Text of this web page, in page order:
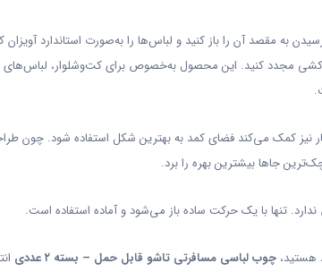
مقصد آن را باز کنید و لباس‌ها را به‌صورت استاندارد آویزان
مجدد کنید. این محصول به‌خصوص برای کت‌وشلوار، لباس‌های
نیز کمک می‌کند فضای کمد به بهترین شکل استفاده شود. چون
جاها بیشترین بهره را برد.
تنها با یک حرکت ساده باز می‌شود و آماده استفاده است.
هستید،چوب لباسی مسافرتی تاشو قابل حمل – بسته ۲ عددی